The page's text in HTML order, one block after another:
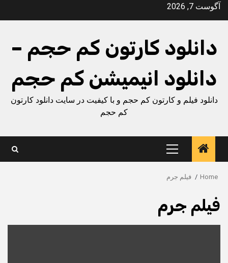
Skipآگوست 7, 2026
دانلود کارتون کم حجم –
دانلود انیمیشن کم حجم
دانلود فیلم و کارتون کم حجم و با کیفیت در سایت دانلود کارتون
کم حجم
Primary
Menu
Home فيلم جرم
فيلم جرم